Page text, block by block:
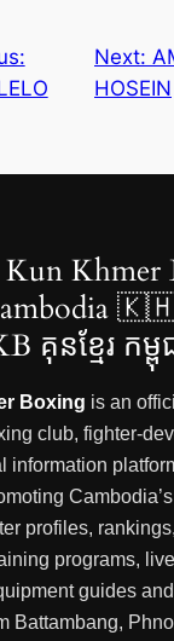
Next:
HOSEIN
Khmer
គុនខ្មែរ កម្ពុ
Boxing is an
club, fighter-
information
profiles,
programs,
guides
Battambang,